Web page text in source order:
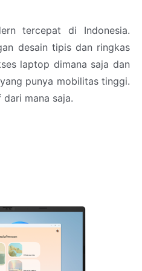
tercepat di Indonesia.
desain tipis dan ringkas
laptop dimana saja dan
punya mobilitas tinggi.
mana saja.